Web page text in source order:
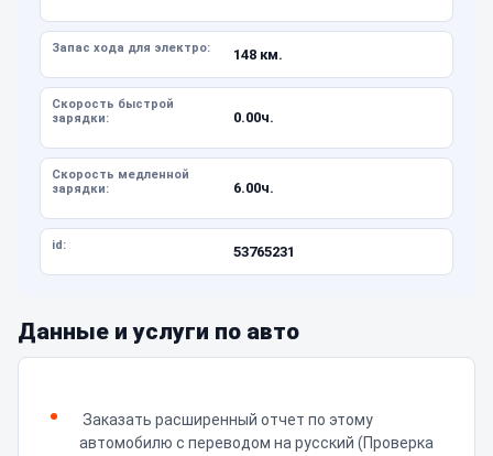
Запас хода для электро: 148 км.
Скорость быстрой
зарядки:
0.00ч.
Скорость медленной
зарядки:
6.00ч.
id: 53765231
Данные и услуги по авто
Заказать расширенный отчет по этому
автомобилю с переводом на русский (Проверка